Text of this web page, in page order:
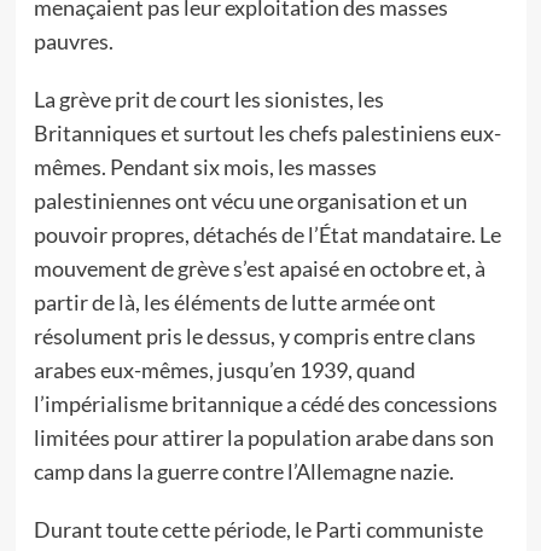
menaçaient pas leur exploitation des masses
pauvres.
La grève prit de court les sionistes, les
Britanniques et surtout les chefs palestiniens eux-
mêmes. Pendant six mois, les masses
palestiniennes ont vécu une organisation et un
pouvoir propres, détachés de l’État mandataire. Le
mouvement de grève s’est apaisé en octobre et, à
partir de là, les éléments de lutte armée ont
résolument pris le dessus, y compris entre clans
arabes eux-mêmes, jusqu’en 1939, quand
l’impérialisme britannique a cédé des concessions
limitées pour attirer la population arabe dans son
camp dans la guerre contre l’Allemagne nazie.
Durant toute cette période, le Parti communiste